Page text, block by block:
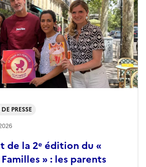
de la 2ᵉ édition du «
» : les parents
PRESSE